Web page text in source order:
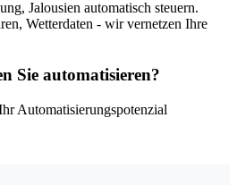
Jalousien automatisch steuern.
Wetterdaten - wir vernetzen Ihre
Sie automatisieren?
Automatisierungspotenzial